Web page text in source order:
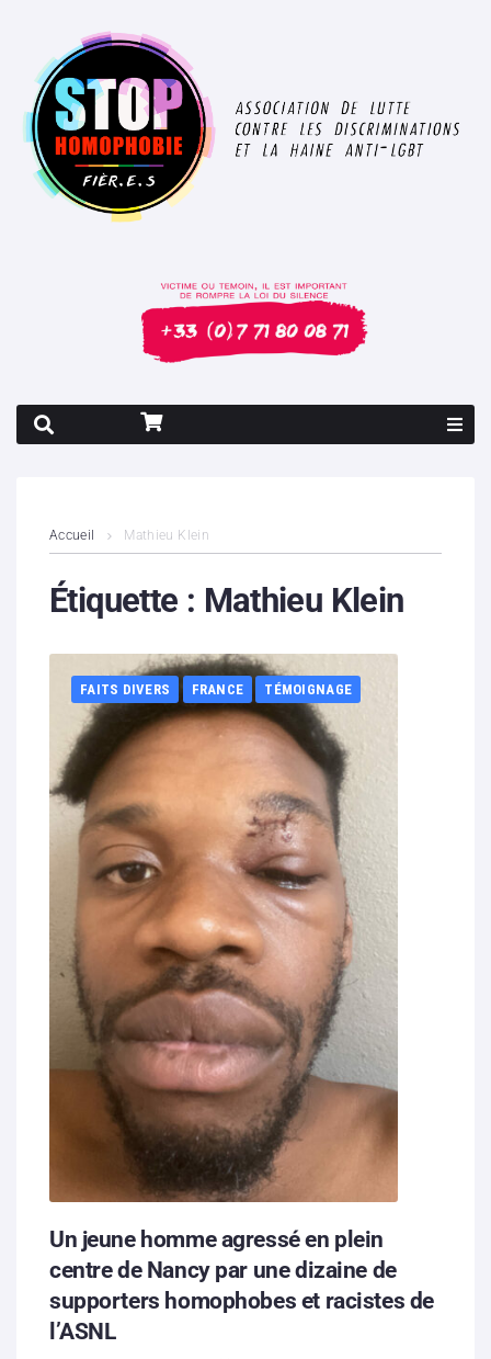
Contenus litigieux
Boutique
Partenaires
Contacts
Hébergement solidaire
Accueil Mathieu Klein
Étiquette : Mathieu Klein
FAITS DIVERS FRANCE TÉMOIGNAGE
Un jeune homme agressé en plein
centre de Nancy par une dizaine de
supporters homophobes et racistes de
l’ASNL